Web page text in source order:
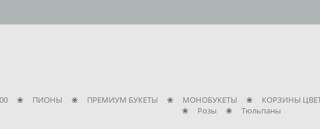
❀ ПИОНЫ ❀ ПРЕМИУМ БУКЕТЫ ❀ МОНОБУКЕТЫ ❀ КОРЗИНЫ
❀
Розы ❀ Тюльпаны